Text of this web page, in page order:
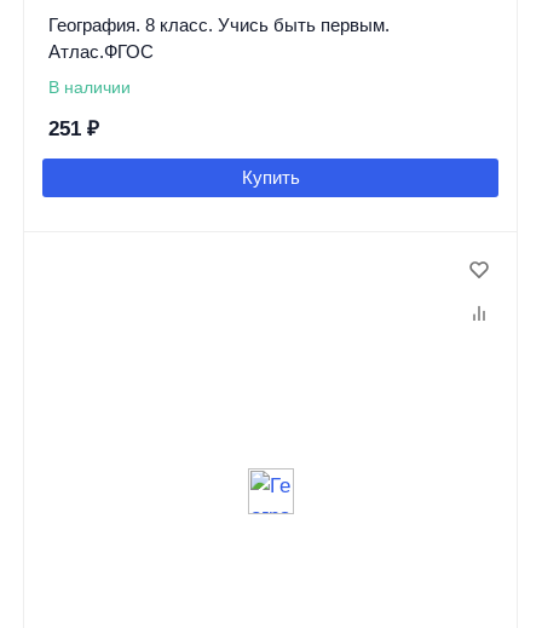
География. 8 класс. Учись быть первым.
Атлас.ФГОС
В наличии
251 ₽
Купить